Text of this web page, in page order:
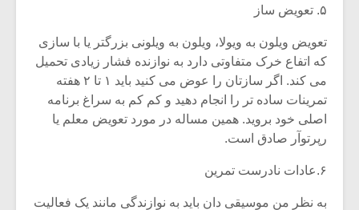
۵. تعویض ساز
تعویض ویلون به ویولا، ویلون به ویلونی بزرگتر یا با سازی
که اتفاع خرک متفاوتی دارد به نوازنده فشار زیادی تحمیل
می کند. اگر سازتان را عوض می کنید باید ۱ تا ۲ هفته
تمرینات ساده تر را انجام دهید و کم کم به سراغ برنامه
اصلی خود بروید. همین مساله در مورد تعویض معلم یا
رپرتوآر صادق است.
۶.عادات نادرست تمرین
به نظر من موسیقی دان باید به نوازندگی مانند یک فعالیت